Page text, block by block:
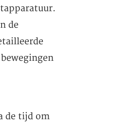
de
de tijd om